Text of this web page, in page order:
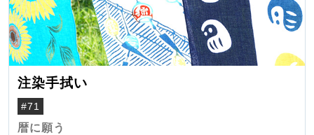
注染手拭い
#71
暦に願う